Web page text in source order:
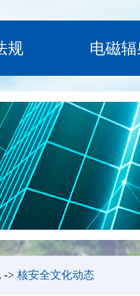
规 电磁
-> 核安全文化动态